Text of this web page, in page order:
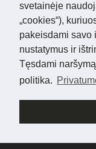
svetainėje
„cookies“),
pakeisdami savo
nustatymus ir
Tęsdami
politika.
Kontaktai
Dėl
nusiskundimų,
ar mūsų
pasinaudodami
© 2020